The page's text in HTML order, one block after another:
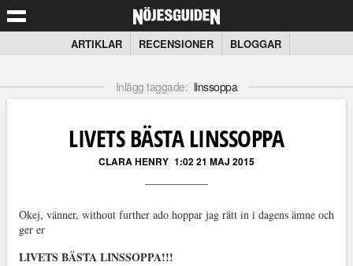
ARTIKLAR RECENSIONER BLOGGAR
Inlägg taggade: linssoppa
LIVETS BÄSTA LINSSOPPA
CLARA HENRY 1:02 21 MAJ 2015
Okej, vänner, without further ado hoppar jag rätt in i dagens ämne och
ger er
LIVETS BÄSTA LINSSOPPA!!!